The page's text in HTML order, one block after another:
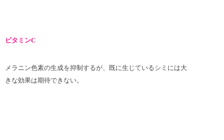
ビタミンC
メラニン色素の生成を抑制するが、既に生じているシミには大
きな効果は期待できない。